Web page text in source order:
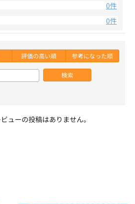
0件
0件
評価の高い順 参考になった順
検索
ューの投稿はありません。